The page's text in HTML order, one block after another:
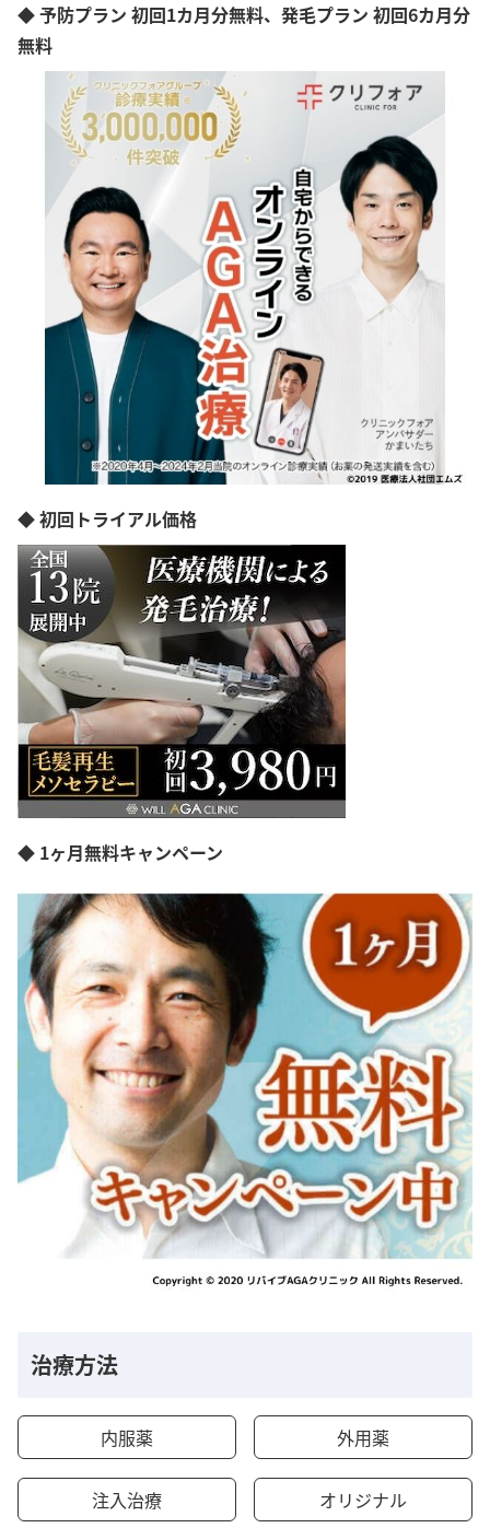
◆ 予防プラン 初回1カ月分無料、発毛プラン 初回6カ月分
無料
◆ 初回トライアル価格
◆ 1ヶ月無料キャンペーン
治療方法
内服薬 外用薬
注入治療 オリジナル